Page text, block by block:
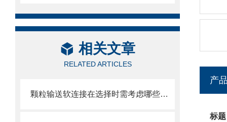
相关文章
RELATED ARTICLES
颗粒输送软连接在选择时需考虑哪些因素？
产
标